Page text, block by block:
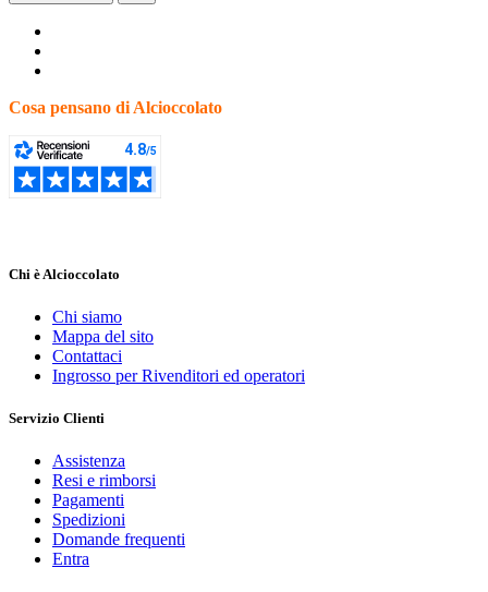
Disponibile
Disponibile
Prezzo
Produttori
Materiale
Carta
Colore
Rosa 2
Rosso 1
Cosa pensano di Alcioccolato
Chi è Alcioccolato
Chi siamo
Mappa del sito
Contattaci
Ingrosso per Rivenditori ed operatori
Servizio Clienti
Assistenza
Resi e rimborsi
Pagamenti
Spedizioni
Domande frequenti
Entra